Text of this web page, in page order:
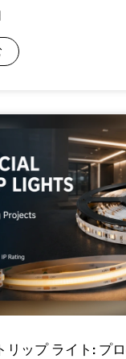
リップ ライト: プ